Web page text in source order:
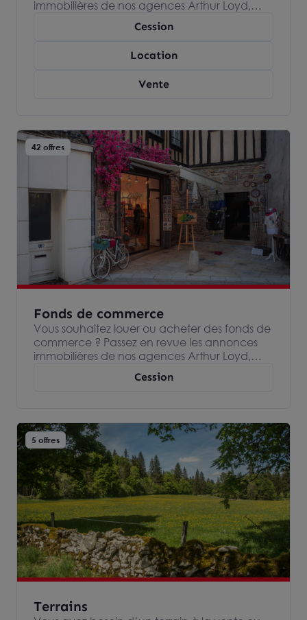
immobilières de nos agences Arthur Loyd,
spécialisées dans l’immobilier d’entreprise et
devenez propriétaire ou locataire de votre
Cession
Location
Vente
42 offres
Fonds de commerce
Vous souhaitez louer ou acheter des fonds de
commerce ? Passez en revue les annonces
immobilières de nos agences Arthur Loyd,
spécialisées dans l’immobilier d’entreprise et
devenez propriétaire ou locataire de votre
Cession
5 offres
Terrains